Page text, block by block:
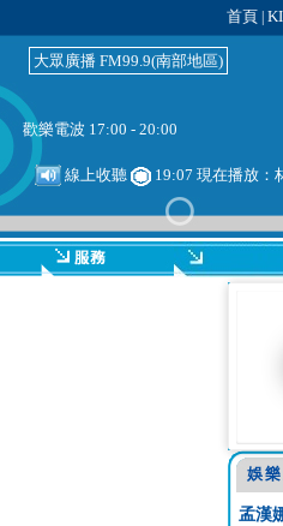
首頁
大眾廣播 FM99.9(南部地區)
歡樂電波 17:00 - 20:00
線上收聽 19:07 現在播放：
娛
孟漢